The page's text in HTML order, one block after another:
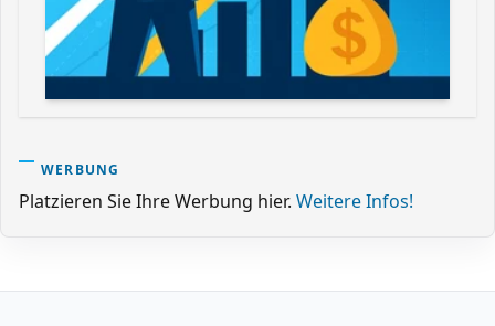
WERBUNG
Platzieren Sie Ihre Werbung hier. Weitere Infos!